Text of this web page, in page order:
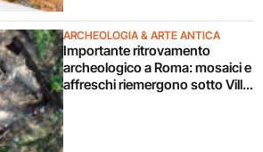
ARCHEOLOGIA & ARTE ANTICA
Importante ritrovamento
archeologico a Roma: mosaici e
affreschi riemergono sotto Villa